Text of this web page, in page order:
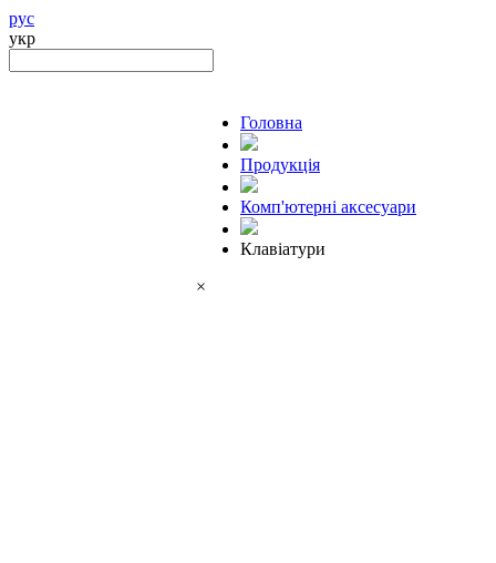
рус
укр
Головна
Продукцiя
Комп'ютерні аксесуари
Клавіатури
×